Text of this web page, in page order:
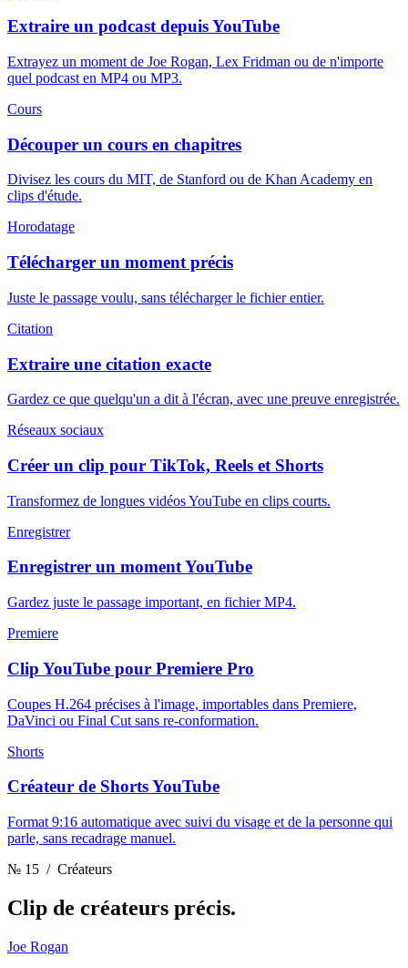
Extraire un podcast depuis YouTube
Extrayez un moment de Joe Rogan, Lex Fridman ou de n'importe
quel podcast en MP4 ou MP3.
Cours
Découper un cours en chapitres
Divisez les cours du MIT, de Stanford ou de Khan Academy en
clips d'étude.
Horodatage
Télécharger un moment précis
Juste le passage voulu, sans télécharger le fichier entier.
Citation
Extraire une citation exacte
Gardez ce que quelqu'un a dit à l'écran, avec une preuve enregistrée.
Réseaux sociaux
Créer un clip pour TikTok, Reels et Shorts
Transformez de longues vidéos YouTube en clips courts.
Enregistrer
Enregistrer un moment YouTube
Gardez juste le passage important, en fichier MP4.
Premiere
Clip YouTube pour Premiere Pro
Coupes H.264 précises à l'image, importables dans Premiere,
DaVinci ou Final Cut sans re-conformation.
Shorts
Créateur de Shorts YouTube
Format 9:16 automatique avec suivi du visage et de la personne qui
parle, sans recadrage manuel.
№ 15 / Créateurs
Clip de créateurs précis.
Joe Rogan